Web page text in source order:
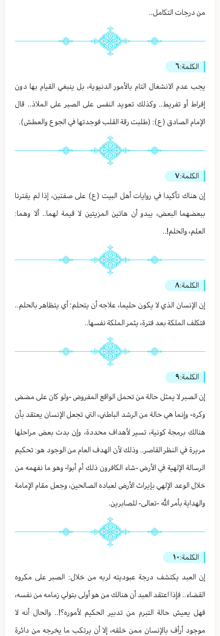
من درجات التكامل..
الكلمة:٦
يجب عدم الانشغال التام بالأمور الدنيوية، بل ينبغي القيام بها دون
إفراط أو تفريط.. وكذلك تعويد النفس على الصبر على الملاذ.. قال
الإمام الصادق (ع): (طلبت رقة القلب فوجدتها في الجوع والعطش).
الكلمة:٧
إن هناك تأكيدا في روايات أهل البيت (ع) على صفتين، إذا لم يقترنا
ببعضهما البعض، يبدو أن هاتين المزيتين لا قيمة لهما.. ألا وهما:
العلم، والحلم!..
الكلمة:٨
إن الإنسان الذي لا يكون حليما، علاجه أن يتحلم؛ أي يتظاهر بالحلم..
فتكلف الملكة بعد فترة، يثمر الملكة نفسها..
الكلمة:٩
إن الصبر لا يمثل حالة من تحمل الواقع المفروض -ولو كان على مضض
وكره- وإنما هي حالة من الرشد الباطني، التي تجعل الإنسان يعتقد بأن
هنالك برمجة كونية، تسير لأهداف محددة، وإن بدت بعض مراحلها
مريرة في النظر القاصر.. وذلك لأن الهدف العام من الوجود هو: تحكيم
الرسالة الإلهية في الأرض -شاء الكافرون ذلك أم أبوا- وهو ما نفهمه من
خلال الوعد الإلهي بإيراث الأرض لعباده الصالحين، وجعل مقام الإمامة
والهداية بأمر الله -تعالى- للصابرين.
الكلمة:١٠
إن العبد يكتشف درجة عبوديته لربه من خلال: الصبر على مكروه
القضاء.. فإذا اعتقد العبد أن هنالك من هو أولى بتولي زمامه من نفسه،
فهل يعيش حالة التبرم من تدبير الحكيم لأموره؟!.. والحال أنه لا
موجود أرأف بالإنسان ممن خلقه، إلا أن يرتكب ما يخرجه من دائرة